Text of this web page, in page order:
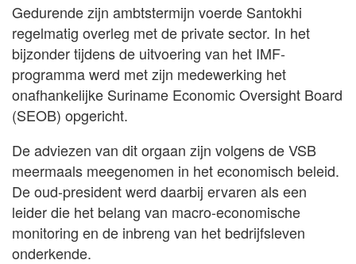
Gedurende zijn ambtstermijn voerde Santokhi
regelmatig overleg met de private sector. In het
bijzonder tijdens de uitvoering van het IMF-
programma werd met zijn medewerking het
onafhankelijke Suriname Economic Oversight Board
(SEOB) opgericht.
De adviezen van dit orgaan zijn volgens de VSB
meermaals meegenomen in het economisch beleid.
De oud-president werd daarbij ervaren als een
leider die het belang van macro-economische
monitoring en de inbreng van het bedrijfsleven
onderkende.